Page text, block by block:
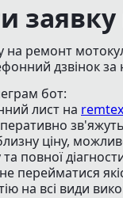
на ремонт
дзвінокза
бот:
лист на
ціну,
повної
перейматися
на всі види